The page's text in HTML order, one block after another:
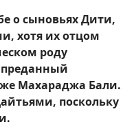
о сыновьях Дити,
хотя их отцом
роду
преданный
Махараджа Бали.
поскольку